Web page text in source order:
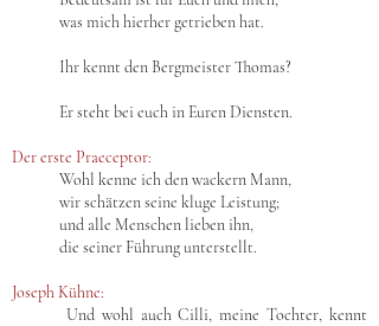
was mich hierher getrieben hat.
Ihr kennt den Bergmeister Thomas?
Er steht bei euch in Euren Diensten.
Der erste Praeceptor:
Wohl kenne ich den wackern Mann,
wir schätzen seine kluge Leistung;
und alle Menschen lieben ihn,
die seiner Führung unterstellt.
Joseph Kühne:
Und wohl auch Cilli, meine Tochter, kennt